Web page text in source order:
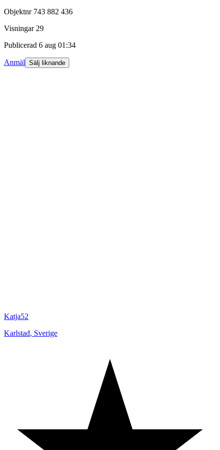
Objektnr 743 882 436
Visningar 29
Publicerad 6 aug 01:34
Anmäl Sälj liknande
Katja52
Karlstad, Sverige